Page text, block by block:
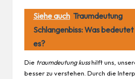
Siehe auch Traumdeutung
Schlangenbiss: Was bedeutet
es?
Die traumdeutung kusshilft uns,
besser zu verstehen. Durch die